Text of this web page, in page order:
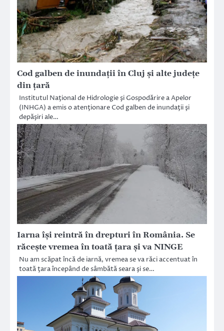
Cod galben de inundații în Cluj și alte județe
din țară
Institutul Naţional de Hidrologie şi Gospodărire a Apelor
(INHGA) a emis o atenţionare Cod galben de inundaţii şi
depăşiri ale…
Iarna își reintră în drepturi în România. Se
răcește vremea în toată țara și va NINGE
Nu am scăpat încă de iarnă, vremea se va răci accentuat în
toată ţara începând de sâmbătă seara şi se…